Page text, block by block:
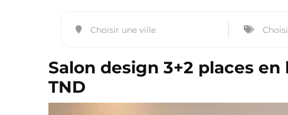
Salon design 3+2 places
TND